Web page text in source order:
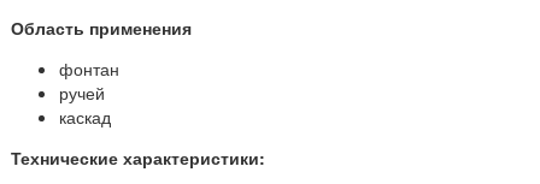
Область применения
фонтан
ручей
каскад
Технические характеристики: